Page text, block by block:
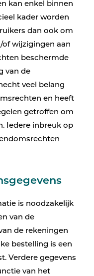
kan enkel binnen
kader worden
dan ook om
wijzigingen aan
beschermde
van de
veel belang
en heeft
getroffen om
Iedere inbreuk op
is noodzakelijk
van de
de rekeningen
bestelling is een
Verdere gegevens
van het